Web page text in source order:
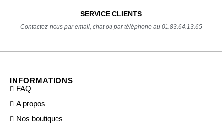
SERVICE CLIENTS
Contactez-nous par email, chat ou par téléphone au 01.83.64.13.65
INFORMATIONS
FAQ
A propos
Nos boutiques